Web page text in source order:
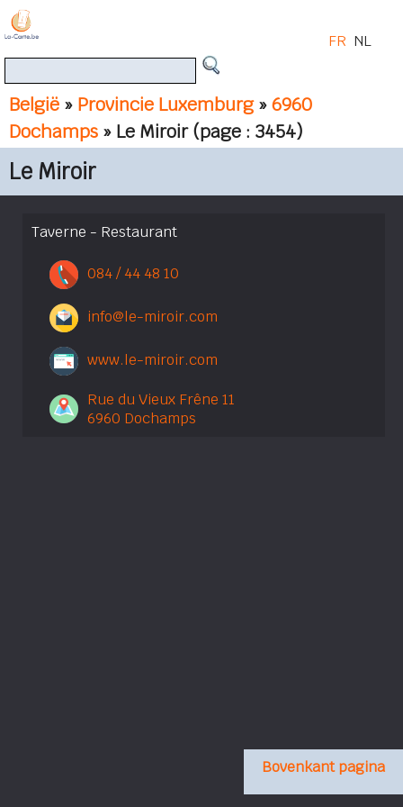
België » Provincie Luxemburg»6960
Dochamps » Le Miroir (page : 3454)
FR NL
Le Miroir
Taverne - Restaurant
084 / 44 48 10
info@le-miroir.com
www.le-miroir.com
Rue du Vieux Frêne 11
6960 Dochamps
Bovenkant pagina